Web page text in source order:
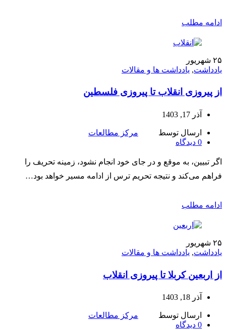
ادامه مطلب
۲۵ شهریور
یادداشت, یادداشت ها و مقالات
از پیروزی انقلاب تا پیروزی فلسطین
آذر 17, 1403
ارسال توسط
مرکز مطالعات
0 دیدگاه
اگر تبیین، به موقع و در جای خود انجام نشود، زمینه تحریف را
فراهم می‌کند و نتیجه تحریم ترس از ادامه مسیر خواهد بود…
ادامه مطلب
۲۵ شهریور
یادداشت, یادداشت ها و مقالات
از اربعین کربلا تا پیروزی انقلاب
آذر 18, 1403
ارسال توسط
مرکز مطالعات
0 دیدگاه